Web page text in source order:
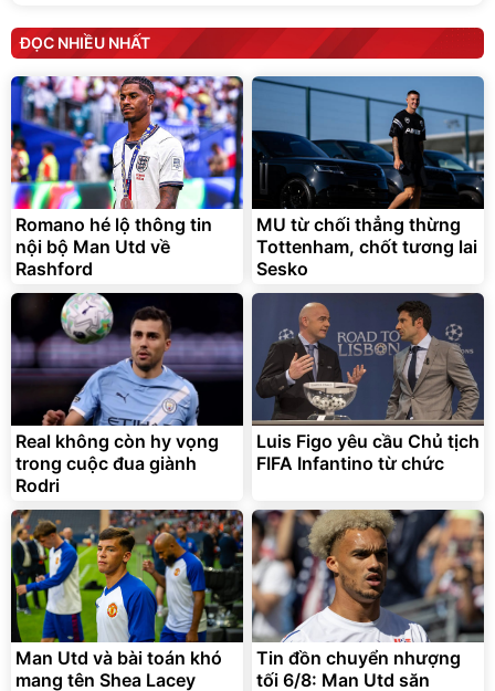
ĐỌC NHIỀU NHẤT
Romano hé lộ thông tin
nội bộ Man Utd về
Rashford
MU từ chối thẳng thừng
Tottenham, chốt tương lai
Sesko
Real không còn hy vọng
trong cuộc đua giành
Rodri
Luis Figo yêu cầu Chủ tịch
FIFA Infantino từ chức
Man Utd và bài toán khó
mang tên Shea Lacey
Tin đồn chuyển nhượng
tối 6/8: Man Utd săn